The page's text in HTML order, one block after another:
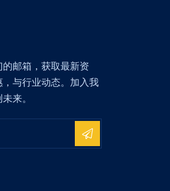
邮箱，获取最新资
与行业动态。加入我
来。